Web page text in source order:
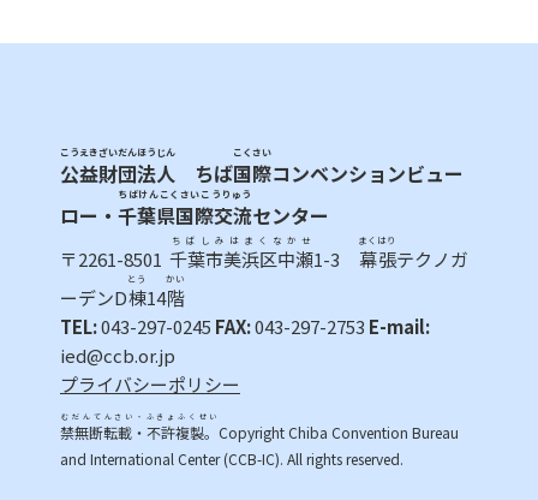
公益財団法人
こうえきざいだんほうじん
ちば国際
こくさい
コンベンションビュー
ロー・ 千葉県国際交流
ちばけんこくさいこうりゅう
センター
〒2261-8501 千葉市美浜区中瀬
ちばしみはまくなかせ
1-3 幕張
まくはり
テクノガ
ーデンD棟
とう
14階
かい
TEL:043-297-0245 FAX:043-297-2753 E-mail:
ied@ccb.or.jp
プライバシーポリシー
禁無断転載・不許複製。
むだんてんさい・ふきょふくせい
Copyright Chiba Convention Bureau
and International Center (CCB-IC). All rights reserved.